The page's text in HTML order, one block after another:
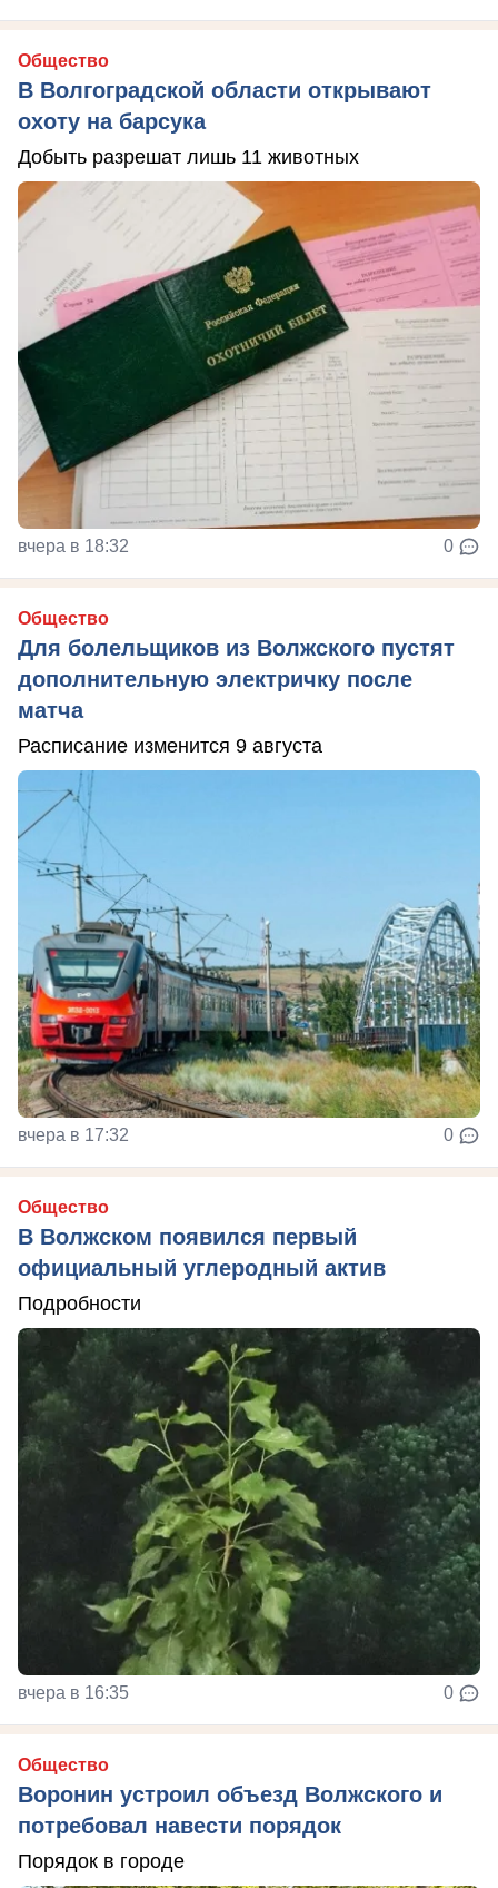
Общество
В Волгоградской области открывают
охоту на барсука
Добыть разрешат лишь 11 животных
вчера в 18:32 0
Общество
Для болельщиков из Волжского пустят
дополнительную электричку после
матча
Расписание изменится 9 августа
вчера в 17:32 0
Общество
В Волжском появился первый
официальный углеродный актив
Подробности
вчера в 16:35 0
Общество
Воронин устроил объезд Волжского и
потребовал навести порядок
Порядок в городе